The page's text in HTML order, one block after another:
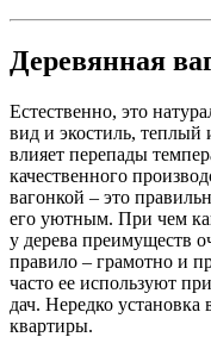
Деревянная
Естественно, это
вид и экостиль,
влияет перепады
качественного
вагонкой – это
его уютным. При чем
у дерева преимуществ
правило – грамотно и
часто ее используют
дач. Нередко установка
квартиры.